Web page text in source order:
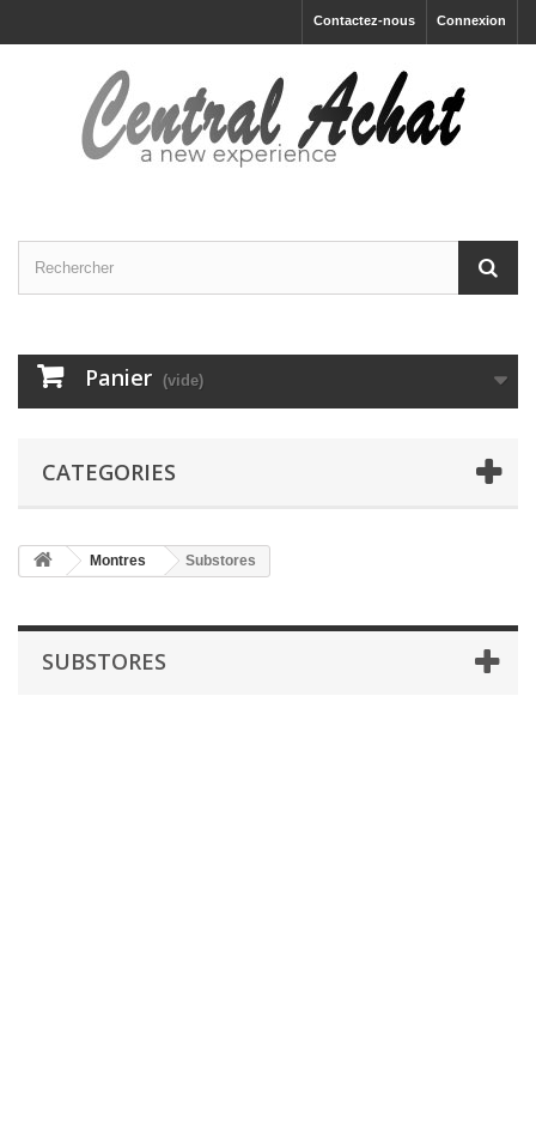
Connexion
Contactez-nous
Panier (vide)
CATEGORIES
Montres Substores
SUBSTORES